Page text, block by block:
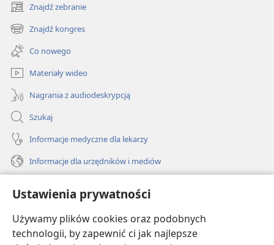
Ustawienia prywatności
Używamy plików cookies oraz podobnych
technologii, by zapewnić ci jak najlepsze
Znajdź zebranie
(opens
new
window)
Znajdź kongres
(opens
new
window)
Co nowego
Materiały wideo
Nagrania z audiodeskrypcją
Szukaj
Informacje medyczne dla lekarzy
Informacje dla urzędników i mediów
Darowizny
(opens
new
window)